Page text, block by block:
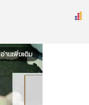
อ่านเพิ่มเติม